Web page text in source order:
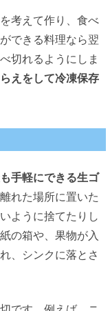
考えて作り、食べ
できる料理なら翌
切れるようにしま
えをして冷凍保存
手軽にできる生ゴ
れた場所に置いた
ように捨てたりし
の箱や、果物が入
、シンクに落とさ